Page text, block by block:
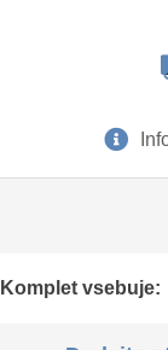
Komplet vsebuje: